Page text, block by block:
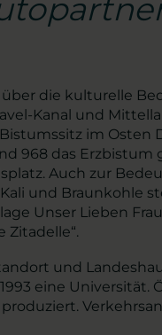
die kulturelle
Kanal und
im
968 das
Auch zur
und
Unser Lieben
Zitadelle“.
und
eine